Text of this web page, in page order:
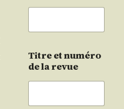
Titre et numéro
de la revue